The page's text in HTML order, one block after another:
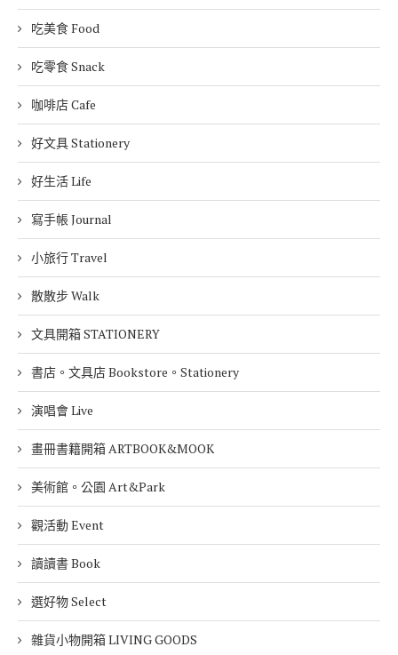
吃美食 Food
吃零食 Snack
咖啡店 Cafe
好文具 Stationery
好生活 Life
寫手帳 Journal
小旅行 Travel
散散步 Walk
文具開箱 STATIONERY
書店。文具店 Bookstore。Stationery
演唱會 Live
畫冊書籍開箱 ARTBOOK&MOOK
美術館。公園 Art&Park
觀活動 Event
讀讀書 Book
選好物 Select
雜貨小物開箱 LIVING GOODS